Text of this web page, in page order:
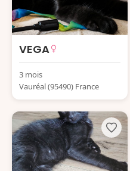
VEGA
3 mois
Vauréal (95490) France